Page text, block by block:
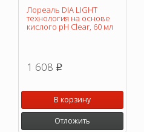
Лореаль DIA LIGHT
технология на основе
кислого pH Clear, 60 мл
1 608 p
В корзину
Отложить